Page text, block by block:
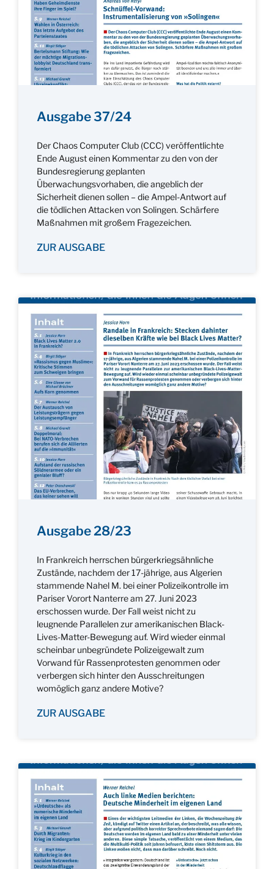
Ausgabe 37/24
Der Chaos Computer Club (CCC) veröffentlichte
Ende August einen Kommentar zu den von der
Bundesregierung geplanten
Überwachungsvorhaben, die angeblich der
Sicherheit dienen sollen – die Ampel-Antwort auf
die tödlichen Attacken von Solingen. Schärfere
Maßnahmen mit großem Fragezeichen.
ZUR AUSGABE
Ausgabe 28/23
In Frankreich herrschen bürgerkriegsähnliche
Zustände, nachdem der 17-jährige, aus Algerien
stammende Nahel M. bei einer Polizeikontrolle im
Pariser Vorort Nanterre am 27. Juni 2023
erschossen wurde. Der Fall weist nicht zu
leugnende Parallelen zur amerikanischen Black-
Lives-Matter-Bewegung auf. Wird wieder einmal
scheinbar unbegründete Polizeigewalt zum
Vorwand für Rassenprotesten genommen oder
verbergen sich hinter den Ausschreitungen
womöglich ganz andere Motive?
ZUR AUSGABE